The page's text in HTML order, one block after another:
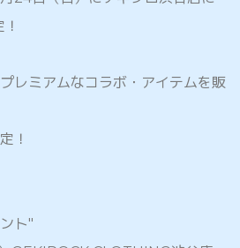
レミアムなコラボ・アイテムを販
！
ト"